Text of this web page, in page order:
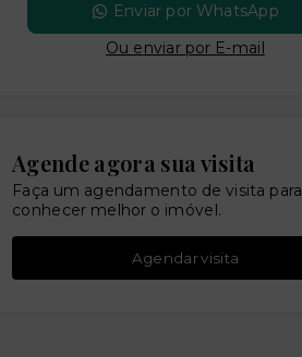
Enviar por WhatsApp
Ou enviar por E-mail
Agende agora sua visita
Faça um agendamento de visita para
conhecer melhor o imóvel.
Agendar visita